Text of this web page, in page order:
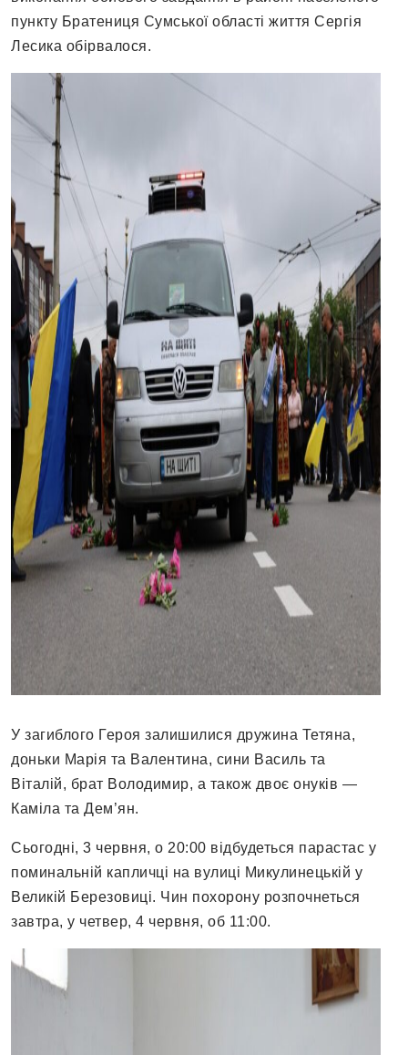
пункту Братениця Сумської області життя Сергія
Лесика обірвалося.
У загиблого Героя залишилися дружина Тетяна,
доньки Марія та Валентина, сини Василь та
Віталій, брат Володимир, а також двоє онуків —
Каміла та Дем’ян.
Сьогодні, 3 червня, о 20:00 відбудеться парастас у
поминальній капличці на вулиці Микулинецькій у
Великій Березовиці. Чин похорону розпочнеться
завтра, у четвер, 4 червня, об 11:00.